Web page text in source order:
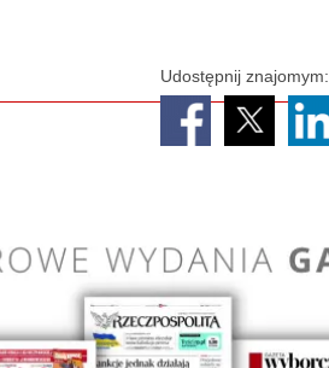
Udostępnij znajomym: